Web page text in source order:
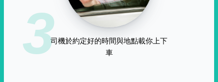
3司機於約定好的時間與地點載你上下
車